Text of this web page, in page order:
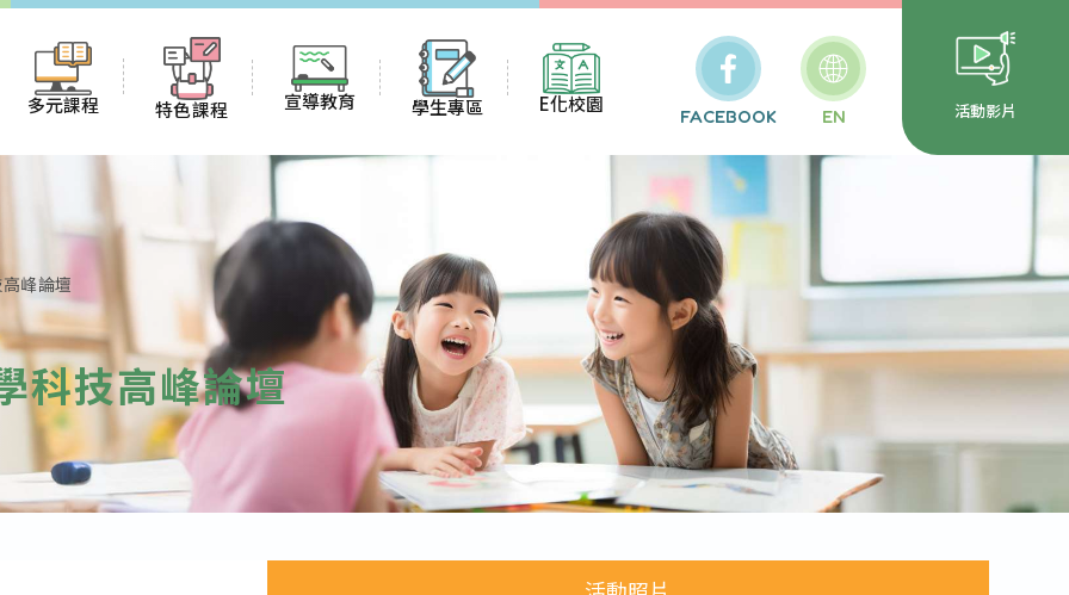
多元課程
冬夏令營
多元社團
課後才藝
假日遊學
新生銜接
特色課程
雙語課程(全英授課)
國際教育
閱讀素養寫作課程
宣導教育
防災教育資訊網
國防教育資訊網
環境教育資訊網
性別平等資訊網
其他重要連結
學生專區
榮譽榜
班級網頁
午餐菜單
飲用水報告
新民校規
行事簡曆
E化校園
校務行政系統
雲端公文
二代報局表單
FACEBOOK EN 活動影片
峰論壇
科技高峰論壇